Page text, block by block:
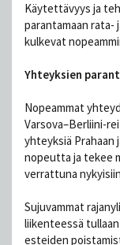
Käytettävyys ja
parantamaan
kulkevat
Yhteyksien
Nopeammat
Varsova–Berliini-
yhteyksiä Prahaan
nopeutta ja tekee
verrattuna
Sujuvammat
liikenteessä
esteiden